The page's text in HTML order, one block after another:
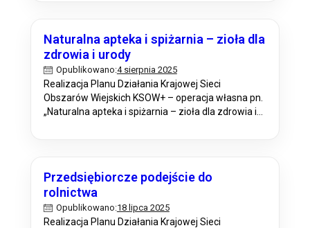
ramach planu operacyjnego na rok 2025 w ramach
Planu Działania Krajowej Sieci Obszarów…
Naturalna apteka i spiżarnia – zioła dla
zdrowia i urody
Opublikowano:4 sierpnia 2025
Realizacja Planu Działania Krajowej Sieci
Obszarów Wiejskich KSOW+ – operacja własna pn.
„Naturalna apteka i spiżarnia – zioła dla zdrowia i
– zioła dla zdrowia i urody” w ramach planu…
Przedsiębiorcze podejście do
rolnictwa
Opublikowano:18 lipca 2025
Realizacja Planu Działania Krajowej Sieci